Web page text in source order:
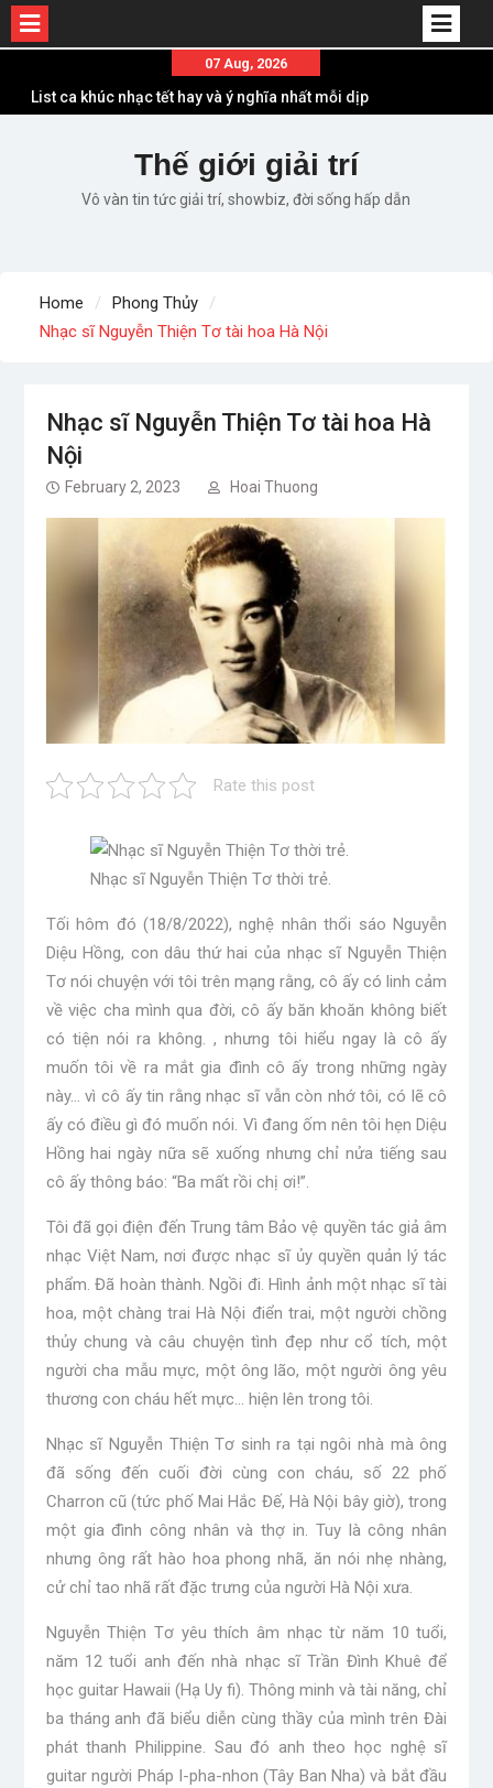
content
07 Aug, 2026
List ca khúc nhạc tết hay và ý nghĩa nhất mỗi dịp
xuân về
“ngoạn mục” với triệu view
Những ca khúc nhạc xuân “sặc mùi” quảng cáo
nhưng vẫn ấn tượng
TP – Full lyrics bản chuẩn
Thế giới giải trí
Vô vàn tin tức giải trí, showbiz, đời sống hấp dẫn
Home
Phong Thủy
Nhạc sĩ Nguyễn Thiện Tơ tài hoa Hà Nội
Nhạc sĩ Nguyễn Thiện Tơ tài hoa Hà
Nội
February 2, 2023 Hoai Thuong
Rate this post
Nhạc sĩ Nguyễn Thiện Tơ thời trẻ.
Tối hôm đó (18/8/2022), nghệ nhân thổi sáo Nguyễn
Diệu Hồng, con dâu thứ hai của nhạc sĩ Nguyễn Thiện
Tơ nói chuyện với tôi trên mạng rằng, cô ấy có linh cảm
về việc cha mình qua đời, cô ấy băn khoăn không biết
có tiện nói ra không. , nhưng tôi hiểu ngay là cô ấy
muốn tôi về ra mắt gia đình cô ấy trong những ngày
này… vì cô ấy tin rằng nhạc sĩ vẫn còn nhớ tôi, có lẽ cô
ấy có điều gì đó muốn nói. Vì đang ốm nên tôi hẹn Diệu
Hồng hai ngày nữa sẽ xuống nhưng chỉ nửa tiếng sau
cô ấy thông báo: “Ba mất rồi chị ơi!”.
Tôi đã gọi điện đến Trung tâm Bảo vệ quyền tác giả âm
nhạc Việt Nam, nơi được nhạc sĩ ủy quyền quản lý tác
phẩm. Đã hoàn thành. Ngồi đi. Hình ảnh một nhạc sĩ tài
hoa, một chàng trai Hà Nội điển trai, một người chồng
thủy chung và câu chuyện tình đẹp như cổ tích, một
người cha mẫu mực, một ông lão, một người ông yêu
thương con cháu hết mực… hiện lên trong tôi.
Nhạc sĩ Nguyễn Thiện Tơ sinh ra tại ngôi nhà mà ông
đã sống đến cuối đời cùng con cháu, số 22 phố
Charron cũ (tức phố Mai Hắc Đế, Hà Nội bây giờ), trong
một gia đình công nhân và thợ in. Tuy là công nhân
nhưng ông rất hào hoa phong nhã, ăn nói nhẹ nhàng,
cử chỉ tao nhã rất đặc trưng của người Hà Nội xưa.
Nguyễn Thiện Tơ yêu thích âm nhạc từ năm 10 tuổi,
năm 12 tuổi anh đến nhà nhạc sĩ Trần Đình Khuê để
học guitar Hawaii (Hạ Uy fi). Thông minh và tài năng, chỉ
ba tháng anh đã biểu diễn cùng thầy của mình trên Đài
phát thanh Philippine. Sau đó anh theo học nghệ sĩ
guitar người Pháp I-pha-nhon (Tây Ban Nha) và bắt đầu